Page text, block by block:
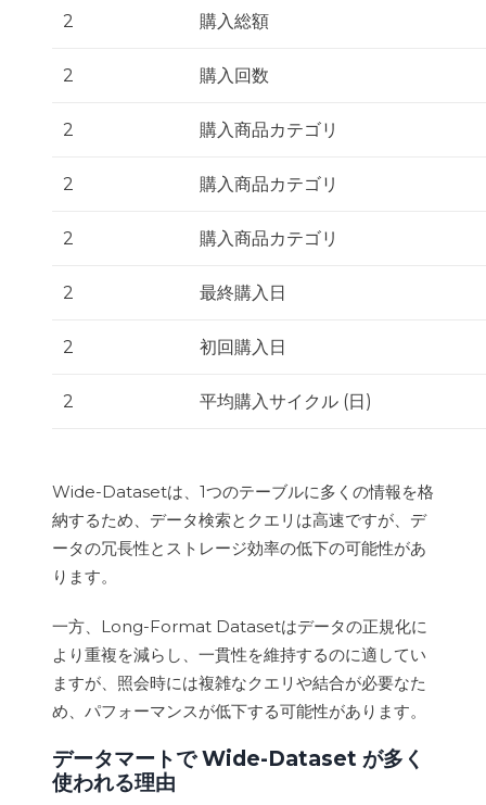
2 購入総額
2 購入回数
2 購入商品カテゴリ
2 購入商品カテゴリ
2 購入商品カテゴリ
2 最終購入日
2 初回購入日
2 平均購入サイクル (日)
Wide-Datasetは、1つのテーブルに多くの情報を格
納するため、データ検索とクエリは高速ですが、デ
ータの冗長性とストレージ効率の低下の可能性があ
ります。
一方、Long-Format Datasetはデータの正規化に
より重複を減らし、一貫性を維持するのに適してい
ますが、照会時には複雑なクエリや結合が必要なた
め、パフォーマンスが低下する可能性があります。
データマートで Wide-Dataset が多く
使われる理由